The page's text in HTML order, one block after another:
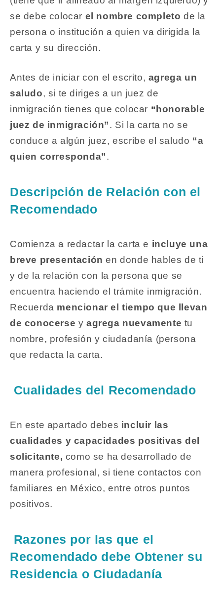
se debe colocar el nombre completode la
persona o institución a quien va dirigida la
carta y su dirección.
Antes de iniciar con el escrito, agrega un
saludo, si te diriges a un juez de
inmigración tienes que colocar “honorable
juez de inmigración”. Si la carta no se
conduce a algún juez, escribe el saludo “a
quien corresponda”.
Descripción de Relación con el
Recomendado
Comienza a redactar la carta e incluye una
breve presentaciónen donde hables de ti
y de la relación con la persona que se
encuentra haciendo el trámite inmigración.
Recuerda mencionar el tiempo que llevan
de conocerse yagrega nuevamente tu
nombre, profesión y ciudadanía (persona
que redacta la carta.
Cualidades del Recomendado
En este apartado debes incluir las
cualidades y capacidades positivas del
solicitante, como se ha desarrollado de
manera profesional, si tiene contactos con
familiares en México, entre otros puntos
positivos.
Razones por las que el
Recomendado debe Obtener su
Residencia o Ciudadanía